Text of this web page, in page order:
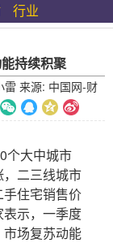
行业
持续积聚
来源: 中国网-财
大中城市
二三线城市
住宅销售价
示，一季度
场复苏动能